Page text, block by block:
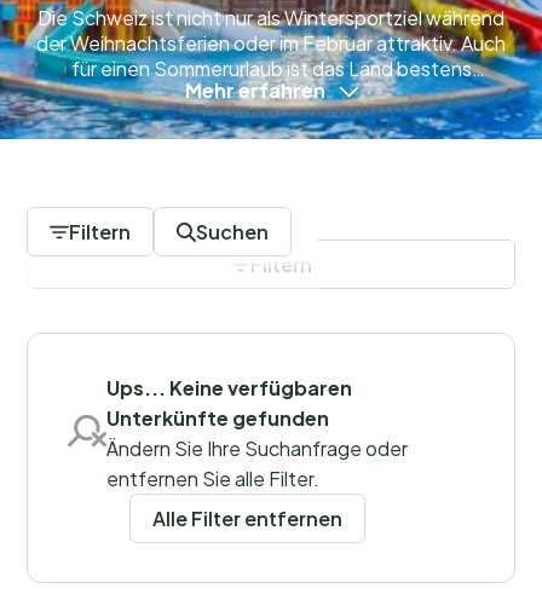
Die Schweiz ist nicht nur als Wintersportziel während
der Weihnachtsferien oder im Februar attraktiv. Auch
für einen Sommerurlaub ist das Land bestens
geeignet. Auf einem Campingplatz mit Schwimmbad in
der Schweiz lässt es sich wunderbar entspannen. Die
Schweiz hat ein kontinentales Klima, was bedeutet,
besonders an heißen Tagen ist das sehr angenehm.
Die Schweiz liegt vollständig in den Alpen, sodass du
hier fantastische Wanderungen mit atemberaubenden
Ausblicken unternehmen kannst. Von deinem
Gelegenheit, Orte zu entdecken, die du alleine
vielleicht nicht gefunden hättest.
Mehr erfahren
Filtern Suchen
Regionen
Filtern
Ups... Keine verfügbaren
Unterkünfte gefunden
Ändern Sie Ihre Suchanfrage oder
entfernen Sie alle Filter.
Alle Filter entfernen